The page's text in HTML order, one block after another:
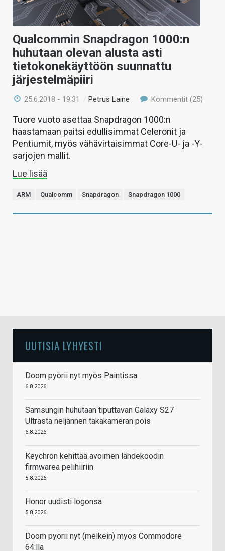
HAKU
Qualcommin Snapdragon 1000:n
huhutaan olevan alusta asti
tietokonekäyttöön suunnattu
järjestelmäpiiri
25.6.2018 - 19:31 /Petrus Laine Kommentit (25)
Tuore vuoto asettaa Snapdragon 1000:n
haastamaan paitsi edullisimmat Celeronit ja
Pentiumit, myös vähävirtaisimmat Core-U- ja -Y-
sarjojen mallit.
Lue lisää
ARM Qualcomm Snapdragon Snapdragon 1000
UUTISIA LYHYESTI
Doom pyörii nyt myös Paintissa
6.8.2026
Samsungin huhutaan tiputtavan Galaxy S27
Ultrasta neljännen takakameran pois
6.8.2026
Keychron kehittää avoimen lähdekoodin
firmwarea pelihiiriin
5.8.2026
Honor uudisti logonsa
5.8.2026
Doom pyörii nyt (melkein) myös Commodore
64:llä